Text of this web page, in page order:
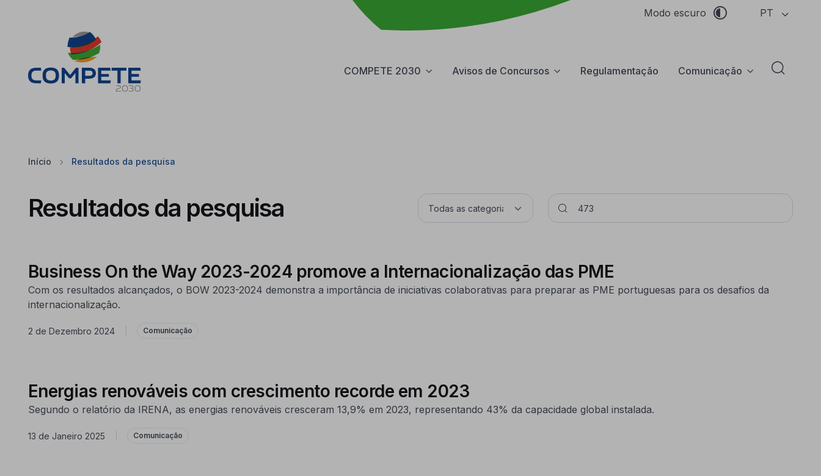
Modo escuro PT
COMPETE 2030 Avisos de Concursos Regulamentação Comunicação Abrir
Início Resultados da pesquisa
Resultados da pesquisa
Business On the Way 2023-2024 promove a Internacionalização das PME
Com os resultados alcançados, o BOW 2023-2024 demonstra a importância de iniciativas colaborativas para preparar as PME portuguesas para os desafios da
internacionalização.
2 de Dezembro 2024 Comunicação
Energias renováveis com crescimento recorde em 2023
Segundo o relatório da IRENA, as energias renováveis cresceram 13,9% em 2023, representando 43% da capacidade global instalada.
13 de Janeiro 2025 Comunicação